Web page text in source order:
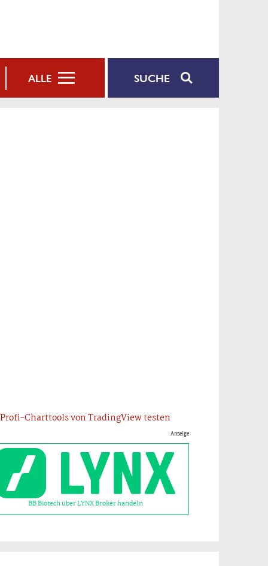
SUCHE
ALLE
Profi-Charttools von TradingView testen
Anzeige
BB Biotech über LYNX Broker handeln